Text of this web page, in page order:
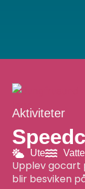
Aktiviteter
Ute
Upplev gocart
blir besviken